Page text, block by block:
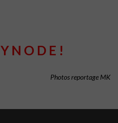
N O D E !
Photos reportage MK